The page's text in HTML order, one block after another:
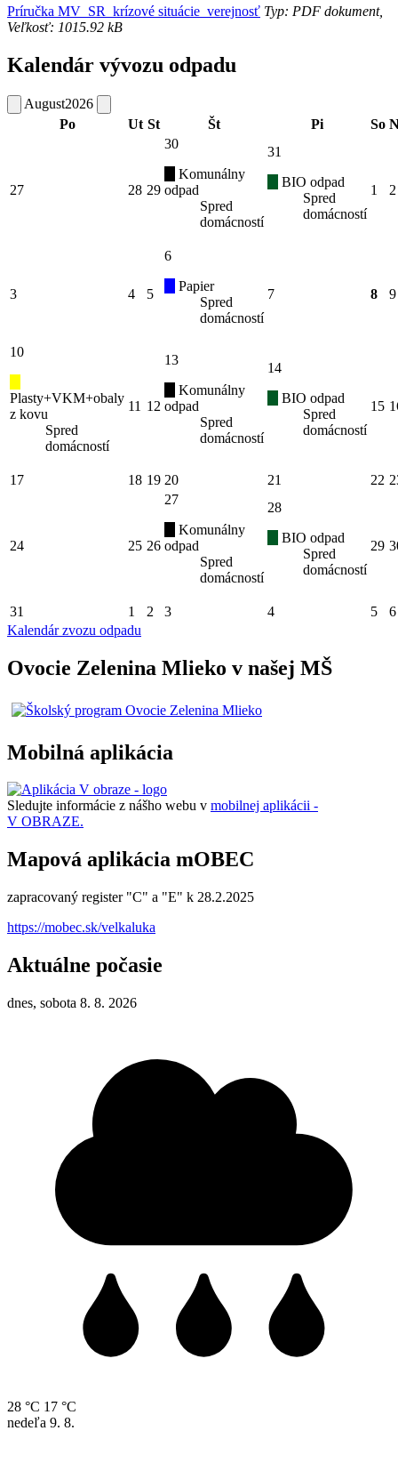
Príručka MV_SR_krízové situácie_verejnosť Typ: PDF dokument,
Veľkosť: 1015.92 kB
Kalendár vývozu odpadu
August2026
Po
Ut St Št Pi So
27 28 29
30
Komunálny
odpad
Spred
domácností
31
BIO odpad
Spred
domácností
1 2
3 4 5
6
Papier
Spred
domácností
7 8 9
10
Plasty+VKM+obaly
z kovu
Spred
domácností
11 12
13
Komunálny
odpad
Spred
domácností
14
BIO odpad
Spred
domácností
15
17 18 19 20 21 22
24 25 26
27
Komunálny
odpad
Spred
domácností
28
BIO odpad
Spred
domácností
29
31 1 2 3 4 5
6
Kalendár zvozu odpadu
Ovocie Zelenina Mlieko v našej MŠ
Mobilná aplikácia
Sledujte informácie z nášho webu v mobilnej aplikácii -
V OBRAZE.
Mapová aplikácia mOBEC
zapracovaný register "C" a "E" k 28.2.2025
https://mobec.sk/velkaluka
Aktuálne počasie
dnes, sobota 8. 8. 2026
28 °C 17 °C
nedeľa 9. 8.